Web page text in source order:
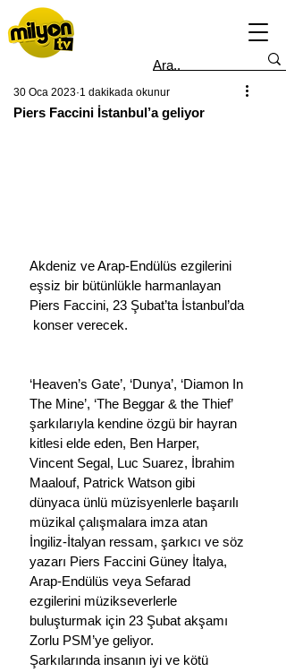
Piers Faccini İstanbul’a geliyor
30 Oca 2023 1 dakikada okunur
Akdeniz ve Arap-Endülüs ezgilerini
eşsiz bir bütünlükle harmanlayan
Piers Faccini, 23 Şubat’ta İstanbul’da
konser verecek.
‘Heaven’s Gate’, ‘Dunya’, ‘Diamon In
The Mine’, ‘The Beggar & the Thief’
şarkılarıyla kendine özgü bir hayran
kitlesi elde eden, Ben Harper,
Vincent Segal, Luc Suarez, İbrahim
Maalouf, Patrick Watson gibi
dünyaca ünlü müzisyenlerle başarılı
müzikal çalışmalara imza atan
İngiliz-İtalyan ressam, şarkıcı ve söz
yazarı Piers Faccini Güney İtalya,
Arap-Endülüs veya Sefarad
ezgilerini müzikseverlerle
buluşturmak için 23 Şubat akşamı
Zorlu PSM’ye geliyor.
Şarkılarında insanın iyi ve kötü